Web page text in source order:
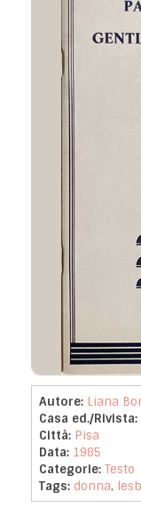
Autore: Liana
Casa ed./Rivista:
Città: Pisa
Data: 1985
Categorie: Testo
Tags: donna,